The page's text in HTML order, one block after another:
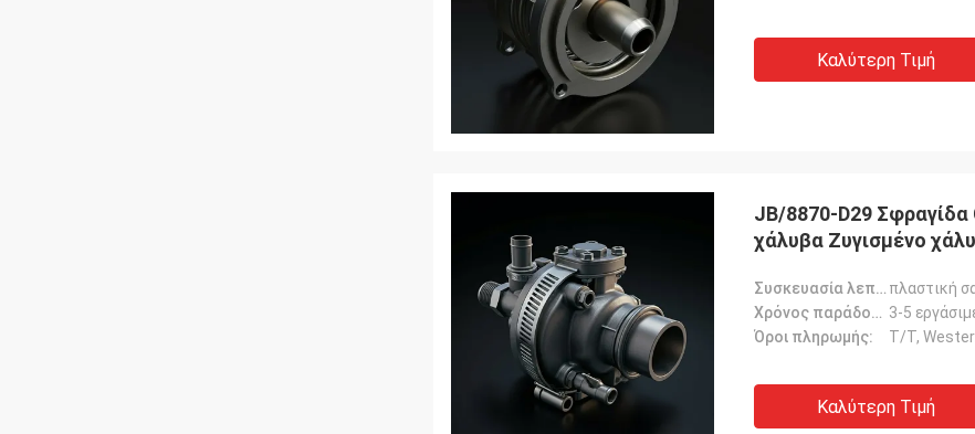
Καλύτερη Τιμή
JB/8870-D29 Σφραγίδα
χάλυβα Ζυγισμένο
Συσκευασία λεπτομέρειες: πλαστική
Χρόνος παράδοσης: 3-5
Όροι πληρωμής:
Τ/Τ,
Καλύτερη Τιμή